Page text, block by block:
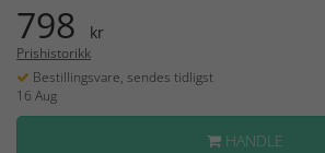
798 kr
Prishistorikk
Bestillingsvare, sendes tidligst
16 Aug
HANDLE